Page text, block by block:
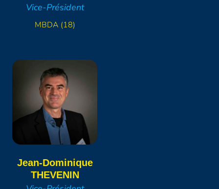
Vice-Président
MBDA (18)
Jean-Dominique
THEVENIN